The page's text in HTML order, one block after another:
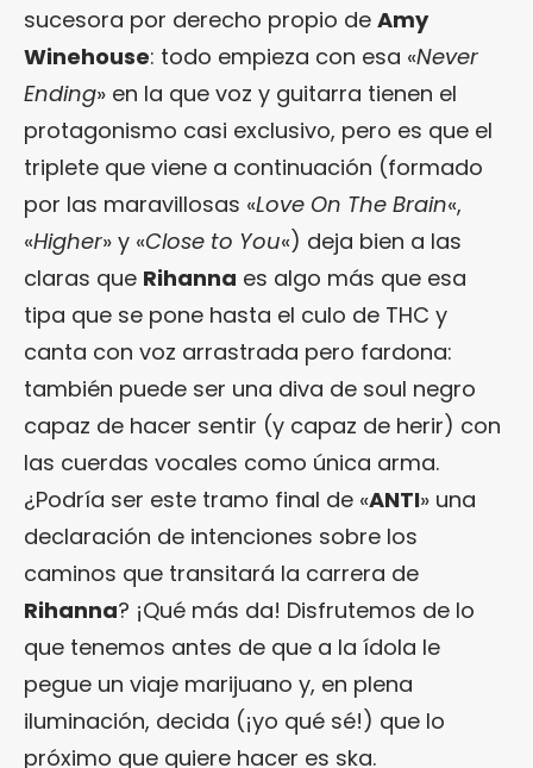
sucesora por derecho propio de Amy
Winehouse: todo empieza con esa «Never
Ending» en la que voz y guitarra tienen el
protagonismo casi exclusivo, pero es que el
triplete que viene a continuación (formado
por las maravillosas «Love On The Brain«,
«Higher» y «Close to You«) deja bien a las
claras que Rihanna es algo más que esa
tipa que se pone hasta el culo de THC y
canta con voz arrastrada pero fardona:
también puede ser una diva de soul negro
capaz de hacer sentir (y capaz de herir) con
las cuerdas vocales como única arma.
¿Podría ser este tramo final de «ANTI» una
declaración de intenciones sobre los
caminos que transitará la carrera de
Rihanna? ¡Qué más da! Disfrutemos de lo
que tenemos antes de que a la ídola le
pegue un viaje marijuano y, en plena
iluminación, decida (¡yo qué sé!) que lo
próximo que quiere hacer es ska.